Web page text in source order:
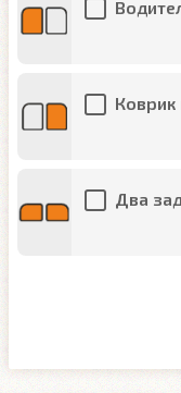
Коврик
Два